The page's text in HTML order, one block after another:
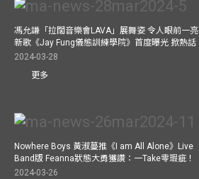
馮允謙「拉闊音樂會LAVA」展舞姿 令人眼前一亮
新歌《Jay Fung儀態訓練學院》首度曝光 掀熱話
2024-03-28
更多
Nowhere Boys 黃淑蔓推《I am All Alone》Live
Band版 Feanna狀態大勇獲讚：一Take零瑕疵！
2024-03-26